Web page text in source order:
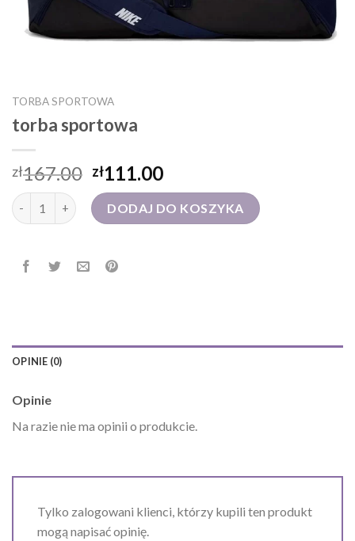
TORBA SPORTOWA
torba sportowa
zł167.00 zł111.00
ilość torba sportowaDODAJ DO KOSZYKA
OPINIE (0)
Opinie
Na razie nie ma opinii o produkcie.
Tylko zalogowani klienci, którzy kupili ten produkt
mogą napisać opinię.